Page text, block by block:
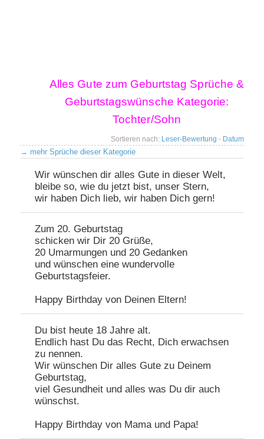
Hauptmenü
Zum primären Inhalt springen
Zum sekundären Inhalt springen
Alles Gute zum Geburtstag Sprüche &
Geburtstagswünsche Kategorie:
Tochter/Sohn
Sortieren nach: Leser-Bewertung - Datum
Beitragsnavigation
→ mehr Sprüche dieser Kategorie
Wir wünschen dir alles Gute in dieser Welt,
bleibe so, wie du jetzt bist, unser Stern,
wir haben Dich lieb, wir haben Dich gern!
Zum 20. Geburtstag
schicken wir Dir 20 Grüße,
20 Umarmungen und 20 Gedanken
und wünschen eine wundervolle
Geburtstagsfeier.
Happy Birthday von Deinen Eltern!
Du bist heute 18 Jahre alt.
Endlich hast Du das Recht, Dich erwachsen
zu nennen.
Wir wünschen Dir alles Gute zu Deinem
Geburtstag,
viel Gesundheit und alles was Du dir auch
wünschst.
Happy Birthday von Mama und Papa!